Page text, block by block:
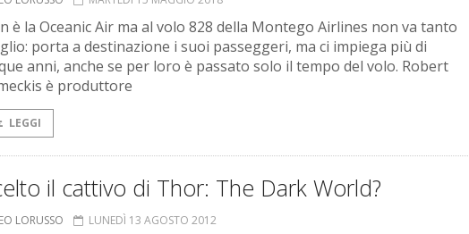
è la Oceanic Air ma al volo 828 della Montego Airlines non va tanto
porta a destinazione i suoi passeggeri, ma ci impiega più di
anni, anche se per loro è passato solo il tempo del volo. Robert
è produttore
LEGGI
il cattivo di Thor: The Dark World?
LORUSSO LUNEDÌ 13 AGOSTO 2012